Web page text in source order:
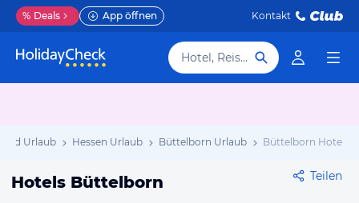
% Deals App öffnen Kontakt
Hotel, Reiseziel
Urlaub Hessen Urlaub Büttelborn Urlaub Büttelborn Hotels
Hotels Büttelborn Teilen